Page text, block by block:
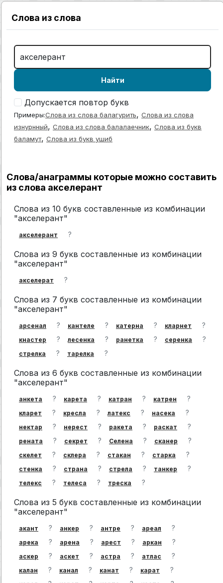
Слова из слова
Найти
Допускается повтор букв
Примеры:Слова из слова балагурить, Слова из слова
изнурнный, Слова из слова балалаечник, Слова из букв
баламут, Слова из букв ушиб
Слова/анаграммы которые можно составить
из слова акселерант
Слова из 10 букв составленные из комбинации
"акселерант"
акселерант ?
Слова из 9 букв составленные из комбинации
"акселерант"
акселерат ?
Слова из 7 букв составленные из комбинации
"акселерант"
арсенал ? кантеле ? катерна ? кларнет ?
кнастер ? лесенка ? ранетка ? серенка ?
стрелка ? тарелка ?
Слова из 6 букв составленные из комбинации
"акселерант"
анкета ? карета ? катран ? катрен ?
кларет ? кресла ? латекс ? насека ?
нектар ? нерест ? ракета ? раскат ?
рената ? секрет ? Селена ? сканер ?
скелет ? склера ? стакан ? старка ?
стенка ? страна ? стрела ? танкер ?
телекс ? телеса ? треска ?
Слова из 5 букв составленные из комбинации
"акселерант"
акант ? анкер ? антре ? ареал ?
арека ? арена ? арест ? аркан ?
аскер ? аскет ? астра ? атлас ?
калан ? канал ? канат ? карат ?